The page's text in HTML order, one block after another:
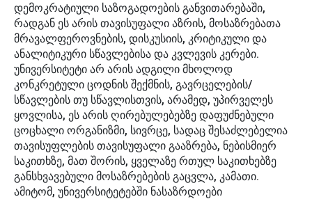
დემოკრატიული საზოგადოების განვითარებაში,
რადგან ეს არის თავისუფალი აზრის, მოსაზრებათა
მრავალფეროვნების, დისკუსიის, კრიტიკული და
ანალიტიკური სწავლებისა და კვლევის კერები.
უნივერსიტეტი არ არის ადგილი მხოლოდ
კონკრეტული ცოდნის შექმნის, გავრცელების/
სწავლების თუ სწავლისთვის, არამედ, უპირველეს
ყოვლისა, ეს არის ღირებულებებზე დაფუძნებული
ცოცხალი ორგანიზმი, სივრცე, სადაც შესაძლებელია
თავისუფლების თავისუფალი გააზრება, ნებისმიერ
საკითხზე, მათ შორის, ყველაზე რთულ საკითხებზე
განსხვავებული მოსაზრებების გაცვლა, კამათი.
ამიტომ, უნივერსიტეტებში ნასაზრდოები